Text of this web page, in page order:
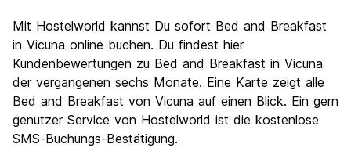
Mit Hostelworld kannst Du sofort Bed and Breakfast
in Vicuna online buchen. Du findest hier
Kundenbewertungen zu Bed and Breakfast in Vicuna
der vergangenen sechs Monate. Eine Karte zeigt alle
Bed and Breakfast von Vicuna auf einen Blick. Ein gern
genutzer Service von Hostelworld ist die kostenlose
SMS-Buchungs-Bestätigung.